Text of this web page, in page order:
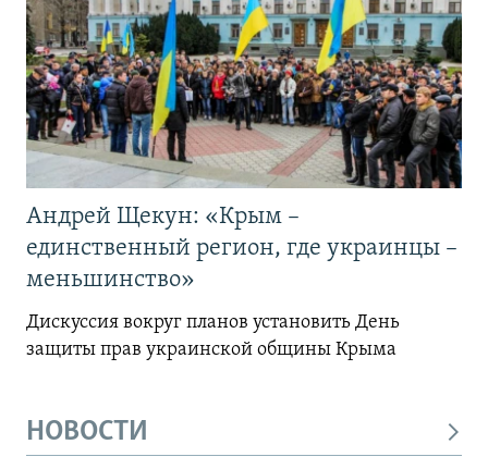
Андрей Щекун: «Крым –
единственный регион, где украинцы –
меньшинство»
Дискуссия вокруг планов установить День
защиты прав украинской общины Крыма
НОВОСТИ